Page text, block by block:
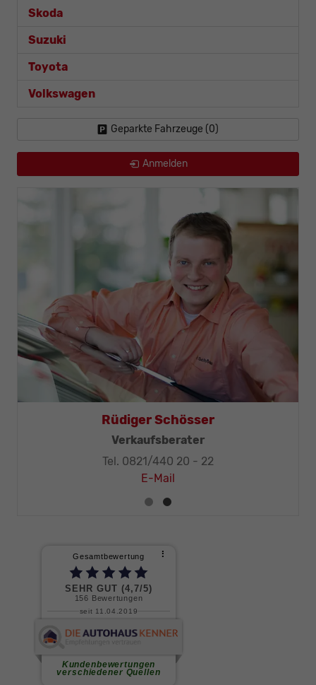
Skoda
Suzuki
Toyota
Volkswagen
Geparkte Fahrzeuge (0)
Anmelden
Rüdiger Schösser
Verkaufsberater
Tel. 0821/440 20 - 22
E-Mail